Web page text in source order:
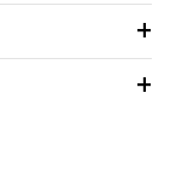
+
+